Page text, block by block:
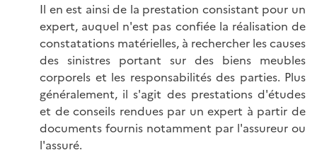
Il en est ainsi de la prestation consistant pour un
expert, auquel n'est pas confiée la réalisation de
constatations matérielles, à rechercher les causes
des sinistres portant sur des biens meubles
corporels et les responsabilités des parties. Plus
généralement, il s'agit des prestations d'études
et de conseils rendues par un expert à partir de
documents fournis notamment par l'assureur ou
l'assuré.